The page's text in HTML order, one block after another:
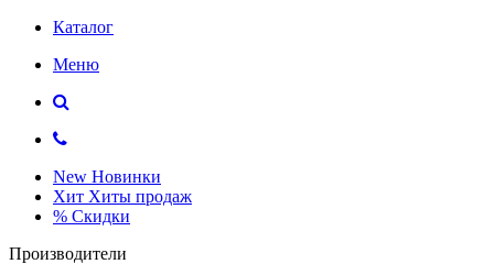
Каталог
Меню
New Новинки
Хит Хиты продаж
% Скидки
Производители